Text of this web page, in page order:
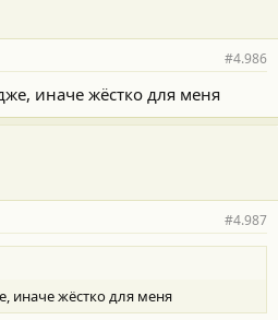
#4.986
иначе жёстко для меня
#4.987
иначе жёстко для меня